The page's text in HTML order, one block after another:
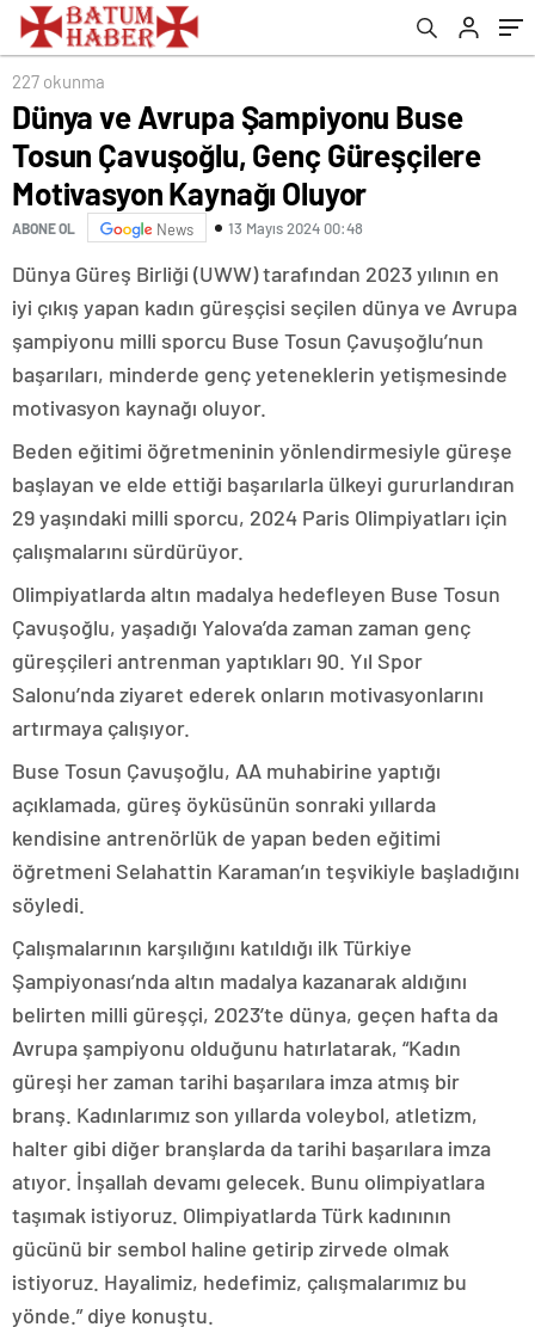
Kaynağı Oluyor
227 okunma
Dünya ve Avrupa Şampiyonu Buse
Tosun Çavuşoğlu, Genç Güreşçilere
Motivasyon Kaynağı Oluyor
ABONE OL News 13 Mayıs 2024 00:48
Dünya Güreş Birliği (UWW) tarafından 2023 yılının en
iyi çıkış yapan kadın güreşçisi seçilen dünya ve Avrupa
şampiyonu milli sporcu Buse Tosun Çavuşoğlu’nun
başarıları, minderde genç yeteneklerin yetişmesinde
motivasyon kaynağı oluyor.
Beden eğitimi öğretmeninin yönlendirmesiyle güreşe
başlayan ve elde ettiği başarılarla ülkeyi gururlandıran
29 yaşındaki milli sporcu, 2024 Paris Olimpiyatları için
çalışmalarını sürdürüyor.
Olimpiyatlarda altın madalya hedefleyen Buse Tosun
Çavuşoğlu, yaşadığı Yalova’da zaman zaman genç
güreşçileri antrenman yaptıkları 90. Yıl Spor
Salonu’nda ziyaret ederek onların motivasyonlarını
artırmaya çalışıyor.
Buse Tosun Çavuşoğlu, AA muhabirine yaptığı
açıklamada, güreş öyküsünün sonraki yıllarda
kendisine antrenörlük de yapan beden eğitimi
öğretmeni Selahattin Karaman’ın teşvikiyle başladığını
söyledi.
Çalışmalarının karşılığını katıldığı ilk Türkiye
Şampiyonası’nda altın madalya kazanarak aldığını
belirten milli güreşçi, 2023’te dünya, geçen hafta da
Avrupa şampiyonu olduğunu hatırlatarak, “Kadın
güreşi her zaman tarihi başarılara imza atmış bir
branş. Kadınlarımız son yıllarda voleybol, atletizm,
halter gibi diğer branşlarda da tarihi başarılara imza
atıyor. İnşallah devamı gelecek. Bunu olimpiyatlara
taşımak istiyoruz. Olimpiyatlarda Türk kadınının
gücünü bir sembol haline getirip zirvede olmak
istiyoruz. Hayalimiz, hedefimiz, çalışmalarımız bu
yönde.” diye konuştu.